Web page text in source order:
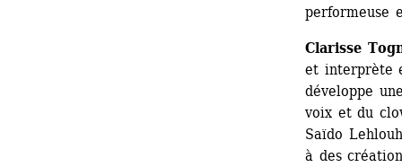
performeuse
Clarisse
et interprète
développe
voix et du
Saïdo
à des